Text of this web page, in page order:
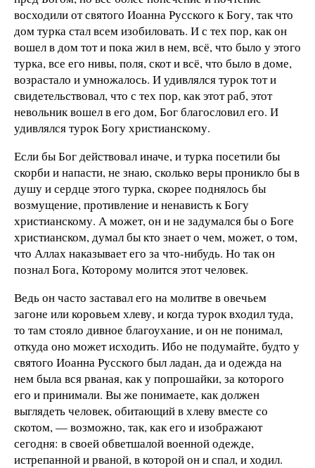
восходили от святого Иоанна Русского к Богу, так что
дом турка стал всем изобиловать. И с тех пор, как он
вошел в дом тот и пока жил в нем, всё, что было у этого
турка, все его нивы, поля, скот и всё, что было в доме,
возрастало и умножалось. И удивлялся турок тот и
свидетельствовал, что с тех пор, как этот раб, этот
невольник вошел в его дом, Бог благословил его. И
удивлялся турок Богу христианскому.
Если бы Бог действовал иначе, и турка посетили бы
скорби и напасти, не знаю, сколько веры проникло бы в
душу и сердце этого турка, скорее поднялось бы
возмущение, противление и ненависть к Богу
христианскому. А может, он и не задумался бы о Боге
христианском, думал бы кто знает о чем, может, о том,
что Аллах наказывает его за что-нибудь. Но так он
познал Бога, Которому молится этот человек.
Ведь он часто заставал его на молитве в овечьем
загоне или коровьем хлеву, и когда турок входил туда,
то там стояло дивное благоухание, и он не понимал,
откуда оно может исходить. Ибо не подумайте, будто у
святого Иоанна Русского был ладан, да и одежда на
нем была вся рваная, как у попрошайки, за которого
его и принимали. Вы же понимаете, как должен
выглядеть человек, обитающий в хлеву вместе со
скотом, — возможно, так, как его и изображают
сегодня: в своей обветшалой военной одежде,
истрепанной и рваной, в которой он и спал, и ходил.